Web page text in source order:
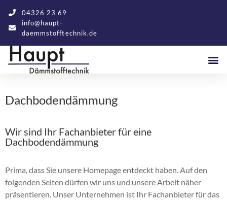
04326 23 69
info@haupt-
daemmstofftechnik.de
Dachbodendämmung
Wir sind Ihr Fachanbieter für eine
Dachbodendämmung
Prima, dass Sie unsere Homepage entdeckt haben. Auf den
folgenden Seiten dürfen wir uns und unsere Arbeit näher
präsentieren. Unser Unternehmen ist Ihr Fachanbieter für das